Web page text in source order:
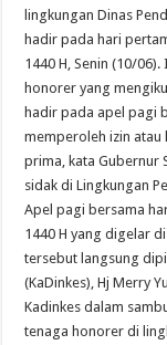
lingkungan Dinas
hadir pada hari
1440 H, Senin (10/
honorer yang
hadir pada apel pagi
memperoleh izin atau
prima, kata Gubernur
sidak di Lingkungan
Apel pagi bersama
1440 H yang digelar
tersebut langsung
(KaDinkes), Hj Merry
Kadinkes dalam
tenaga honorer di